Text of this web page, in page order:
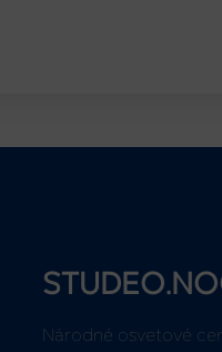
Národné osvetové